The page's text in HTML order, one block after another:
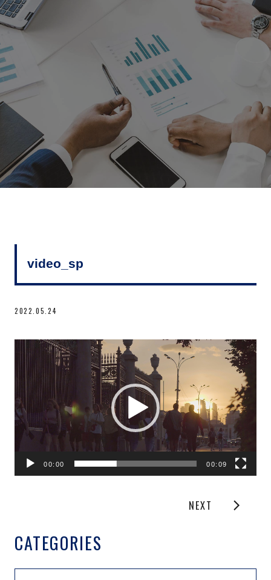
video_sp
2022.05.24
レ
ー
00:00 00:09
NEXT
CATEGORIES